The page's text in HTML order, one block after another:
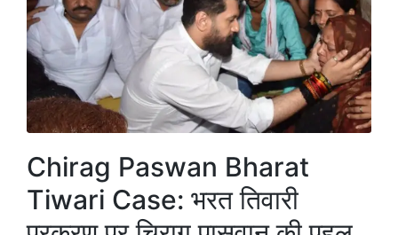
Chirag Paswan Bharat
Tiwari Case: भरत तिवारी